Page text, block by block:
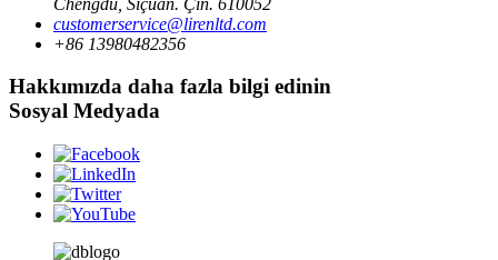
customerservice@lirenltd.com
+86 13980482356
Hakkımızda daha fazla bilgi edinin
Sosyal Medyada